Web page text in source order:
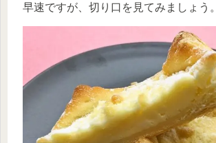
早速ですが、切り口を見てみましょう。